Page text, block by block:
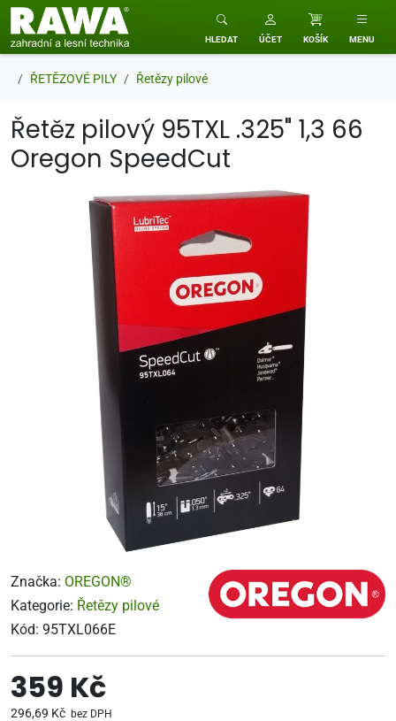
RAWA zahradní a lesní technika
HLEDAT ÚČET KOŠÍK MENU
ŘETĚZOVÉ PILY Řetězy pilové
Řetěz pilový 95TXL .325" 1,3 66
Oregon SpeedCut
Značka: OREGON®
Kategorie: Řetězy pilové
Kód: 95TXL066E
359 Kč
296,69 Kč bez DPH